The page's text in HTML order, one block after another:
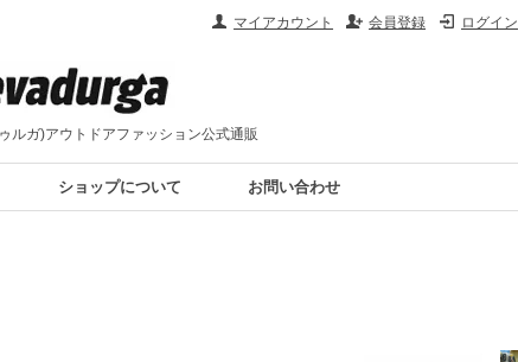
ログイン
会員登録
マイアカウント
ルガ)アウトドアファッション公式通販
ショップについて お問い合わせ